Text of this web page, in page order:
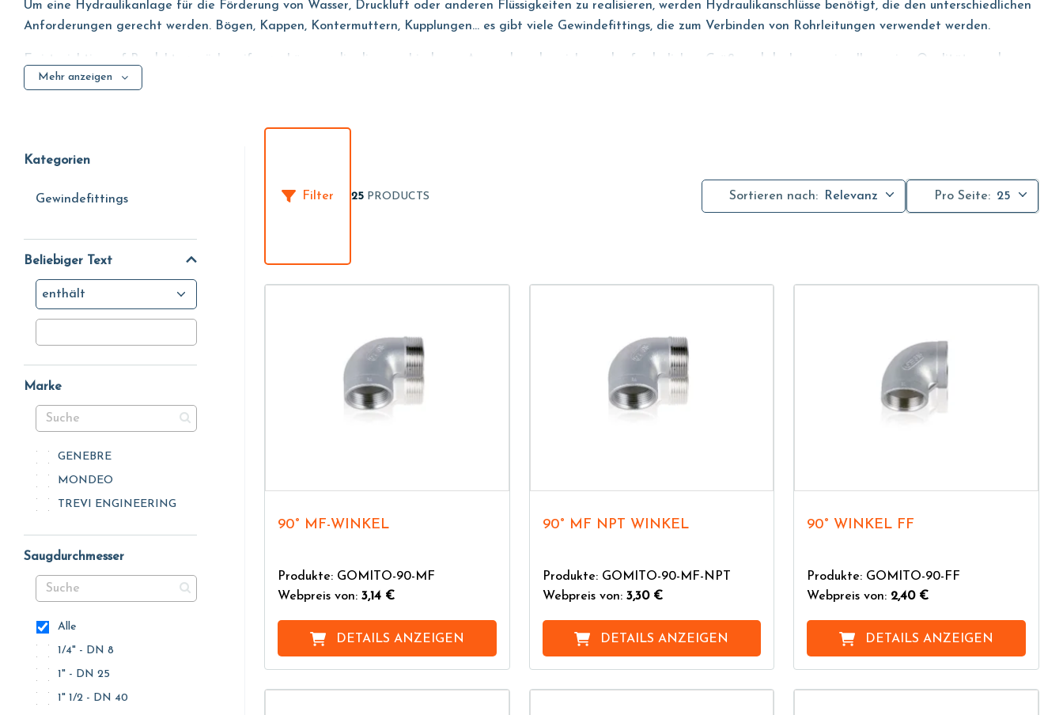
Um eine Hydraulikanlage für die Förderung von Wasser, Druckluft oder anderen Flüssigkeiten zu realisieren, werden Hydraulikanschlüsse benötigt, die den unterschiedlichen
Anforderungen gerecht werden. Bögen, Kappen, Kontermuttern, Kupplungen... es gibt viele Gewindefittings, die zum Verbinden von Rohrleitungen verwendet werden.
Es ist wichtig, auf Produkte zurückgreifen zu können, die die verschiedenen Anwendungsbereiche und erforderlichen Größen abdecken sowie allgemeine Qualitäts- und
Zuverlässigkeitsanforderungen erfüllen. In diesem Sinne bietet die Wahl von Edelstahl, sowohl in der Ausführung Aisi 304 als auch Aisi 316, zahlreiche Vorteile. Edelstahl steht
Mehr anzeigen
Kategorien
Gewindefittings
Beliebiger Text
enthält
Marke
GENEBRE
MONDEO
TREVI ENGINEERING
Saugdurchmesser
Alle
1/4" - DN 8
1" - DN 25
1" 1/2 - DN 40
Filter 25 PRODUCTS Sortieren nach: Relevanz Pro Seite: 25
90° MF-WINKEL
Produkte: GOMITO-90-MF
Webpreis von: 3,14 €
DETAILS ANZEIGEN
90° MF NPT WINKEL
Produkte: GOMITO-90-MF-NPT
Webpreis von: 3,30 €
DETAILS ANZEIGEN
90° WINKEL FF
Produkte: GOMITO-90-FF
Webpreis von: 2,40 €
DETAILS ANZEIGEN